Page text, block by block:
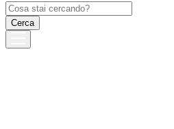
Ricerca
per: